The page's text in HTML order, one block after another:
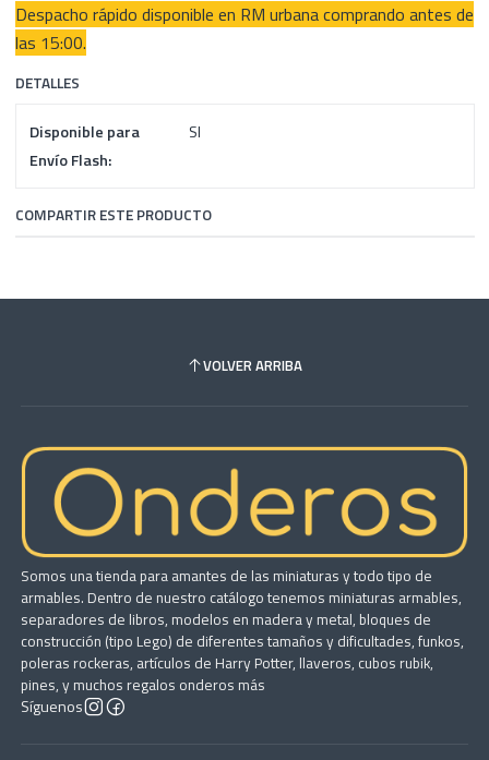
Despacho rápido disponible en RM urbana comprando antes de
las 15:00.
DETALLES
Disponible para
Envío Flash:
SI
COMPARTIR ESTE PRODUCTO
VOLVER ARRIBA
Somos una tienda para amantes de las miniaturas y todo tipo de
armables. Dentro de nuestro catálogo tenemos miniaturas armables,
separadores de libros, modelos en madera y metal, bloques de
construcción (tipo Lego) de diferentes tamaños y dificultades, funkos,
poleras rockeras, artículos de Harry Potter, llaveros, cubos rubik,
pines, y muchos regalos onderos más
Síguenos